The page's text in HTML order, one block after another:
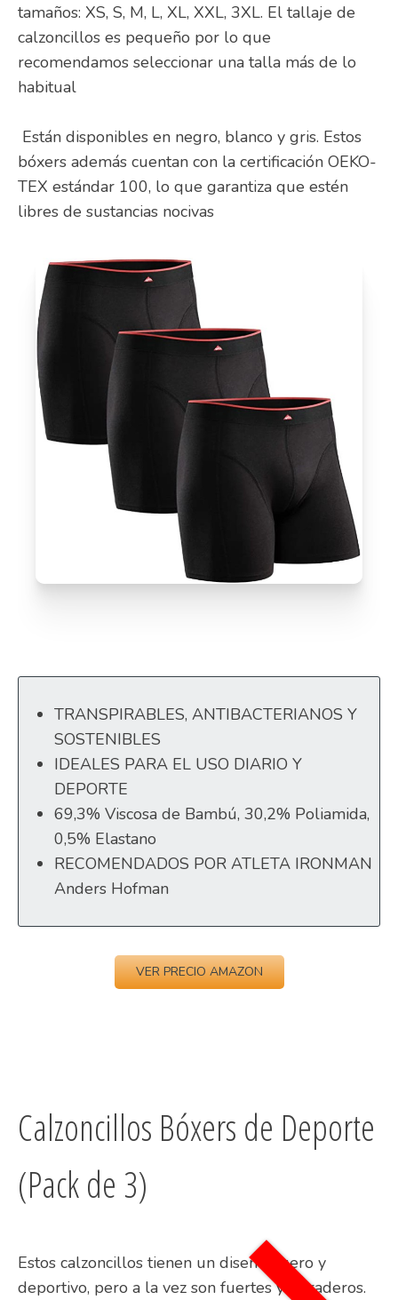
tamaños: XS, S, M, L, XL, XXL, 3XL. El tallaje de
calzoncillos es pequeño por lo que
recomendamos seleccionar una talla más de lo
habitual
Están disponibles en negro, blanco y gris. Estos
bóxers además cuentan con la certificación OEKO-
TEX estándar 100, lo que garantiza que estén
libres de sustancias nocivas
TRANSPIRABLES, ANTIBACTERIANOS Y
SOSTENIBLES
IDEALES PARA EL USO DIARIO Y
DEPORTE
69,3% Viscosa de Bambú, 30,2% Poliamida,
0,5% Elastano
RECOMENDADOS POR ATLETA IRONMAN
Anders Hofman
VER PRECIO AMAZON
Calzoncillos Bóxers de Deporte
(Pack de 3)
Estos calzoncillos tienen un diseño ligero y
deportivo, pero a la vez son fuertes y duraderos.